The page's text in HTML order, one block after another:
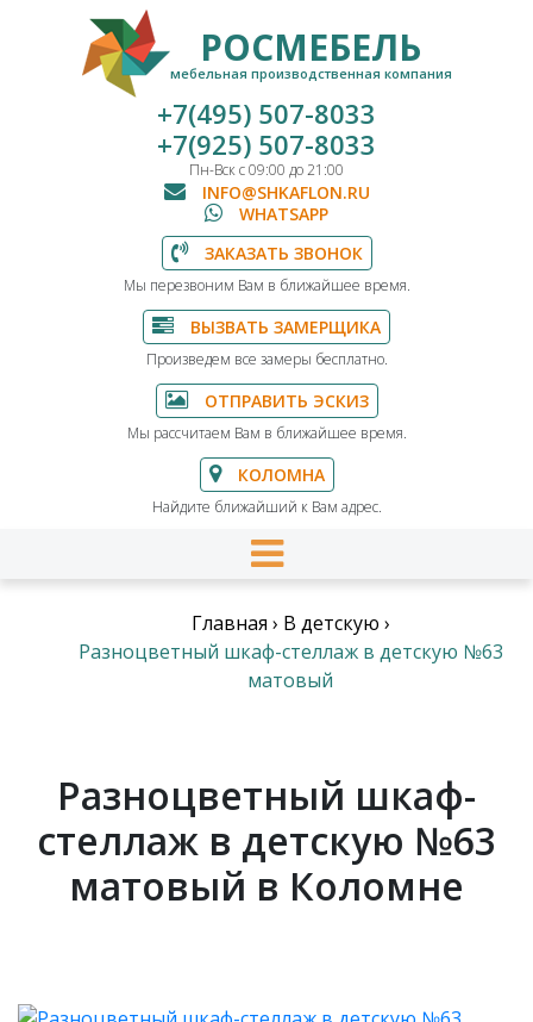
РОСМЕБЕЛЬ
мебельная производственная компания
+7(495) 507-8033
+7(925) 507-8033
Пн-Вск с 09:00 до 21:00
INFO@SHKAFLON.RU
WHATSAPP
ЗАКАЗАТЬ ЗВОНОК
Мы перезвоним Вам в ближайшее время.
ВЫЗВАТЬ ЗАМЕРЩИКА
Произведем все замеры бесплатно.
ОТПРАВИТЬ ЭСКИЗ
Мы рассчитаем Вам в ближайшее время.
КОЛОМНА
Найдите ближайший к Вам адрес.
Главная › В детскую ›
Разноцветный шкаф-стеллаж в детскую №63
матовый
Разноцветный шкаф-
стеллаж в детскую №63
матовый в Коломне